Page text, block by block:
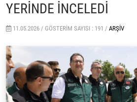
YERİNDE İNCELEDİ
11.05.2026 / GÖSTERIM SAYISI : 191 / ARŞIV